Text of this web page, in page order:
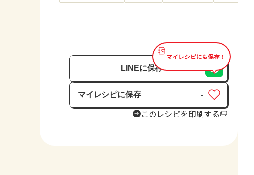
マイレシピにも保存！
LINEに保存
マイレシピに保存
保存済み
-
このレシピを印刷する